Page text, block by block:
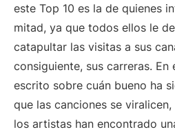
este Top 10 es la de quienes
mitad, ya que todos ellos le
catapultar las visitas a sus
consiguiente, sus carreras. En
escrito sobre cuán bueno ha
que las canciones se
los artistas han encontrado